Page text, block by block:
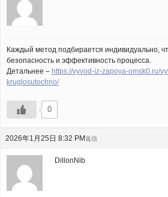
Каждый метод подбирается индивидуально,
безопасность и эффективность процесса.
Детальнее – https://vyvod-iz-zapoya-omsk0.ru/
kruglosutochno/
0
2026年1月25日 8:32 PM返信
DillonNib